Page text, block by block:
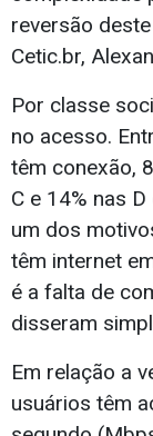
reversão
Cetic.br,
Por classe
no acesso.
têm conexão,
C e 14% nas
um dos
têm internet
é a falta de
disseram
Em relação a
usuários têm